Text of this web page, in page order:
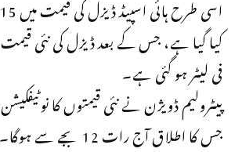
فی لیٹر ہو گئی ہے۔
پیٹرولیم ڈویژن نے نئی قیمتوں کا
جس کا اطلاق آج رات 12 بجے سے ہوگا۔